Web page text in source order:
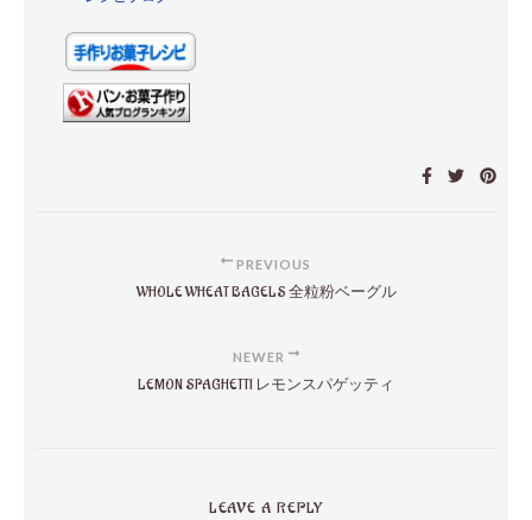
PREVIOUS
WHOLE WHEAT BAGELS 全粒粉ベーグル
NEWER
LEMON SPAGHETTI レモンスパゲッティ
LEAVE A REPLY